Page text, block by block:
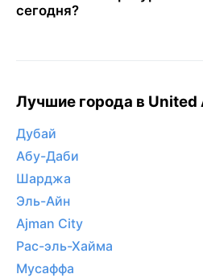
сегодня?
Лучшие города в United
Дубай
Абу-Даби
Шарджа
Эль-Айн
Ajman City
Рас-эль-Хайма
Мусаффа